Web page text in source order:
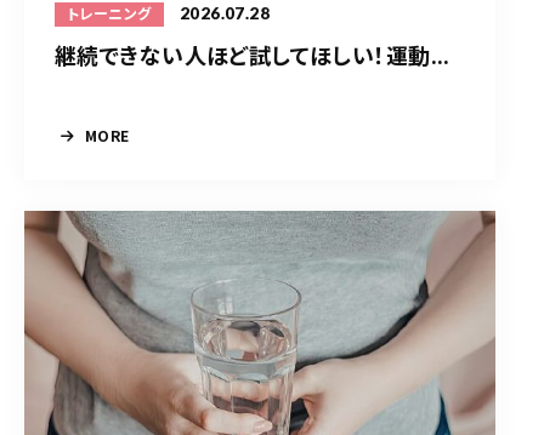
トレーニング 2026.07.28
継続できない人ほど試してほしい！運動...
MORE